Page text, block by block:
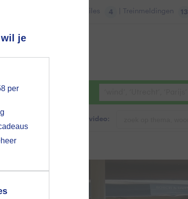
wil je
per
Files 4 | Treinmeldingen 13
Zoeken in foto & video:
voor
op hebt
up uit